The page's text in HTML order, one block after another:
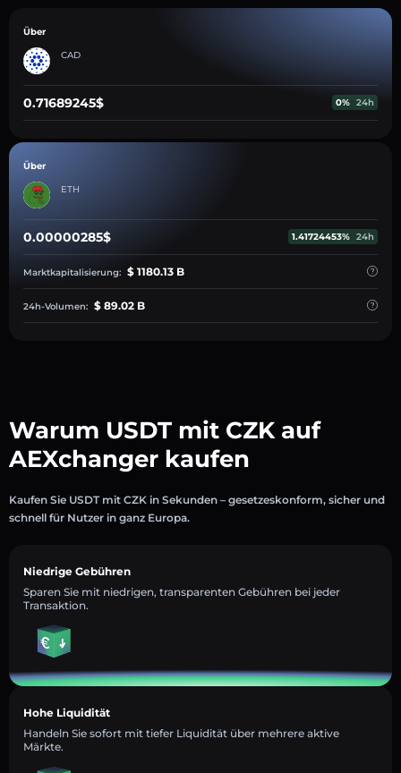
Über
CAD
0.71689245$ 0% 24h
Über
ETH
0.00000285$ 1.41724453% 24h
Marktkapitalisierung: $ 1180.13 B
24h-Volumen: $ 89.02 B
Warum USDT mit CZK auf
AEXchanger kaufen
Kaufen Sie USDT mit CZK in Sekunden – gesetzeskonform, sicher und
schnell für Nutzer in ganz Europa.
Niedrige Gebühren
Sparen Sie mit niedrigen, transparenten Gebühren bei jeder
Transaktion.
Hohe Liquidität
Handeln Sie sofort mit tiefer Liquidität über mehrere aktive
Märkte.